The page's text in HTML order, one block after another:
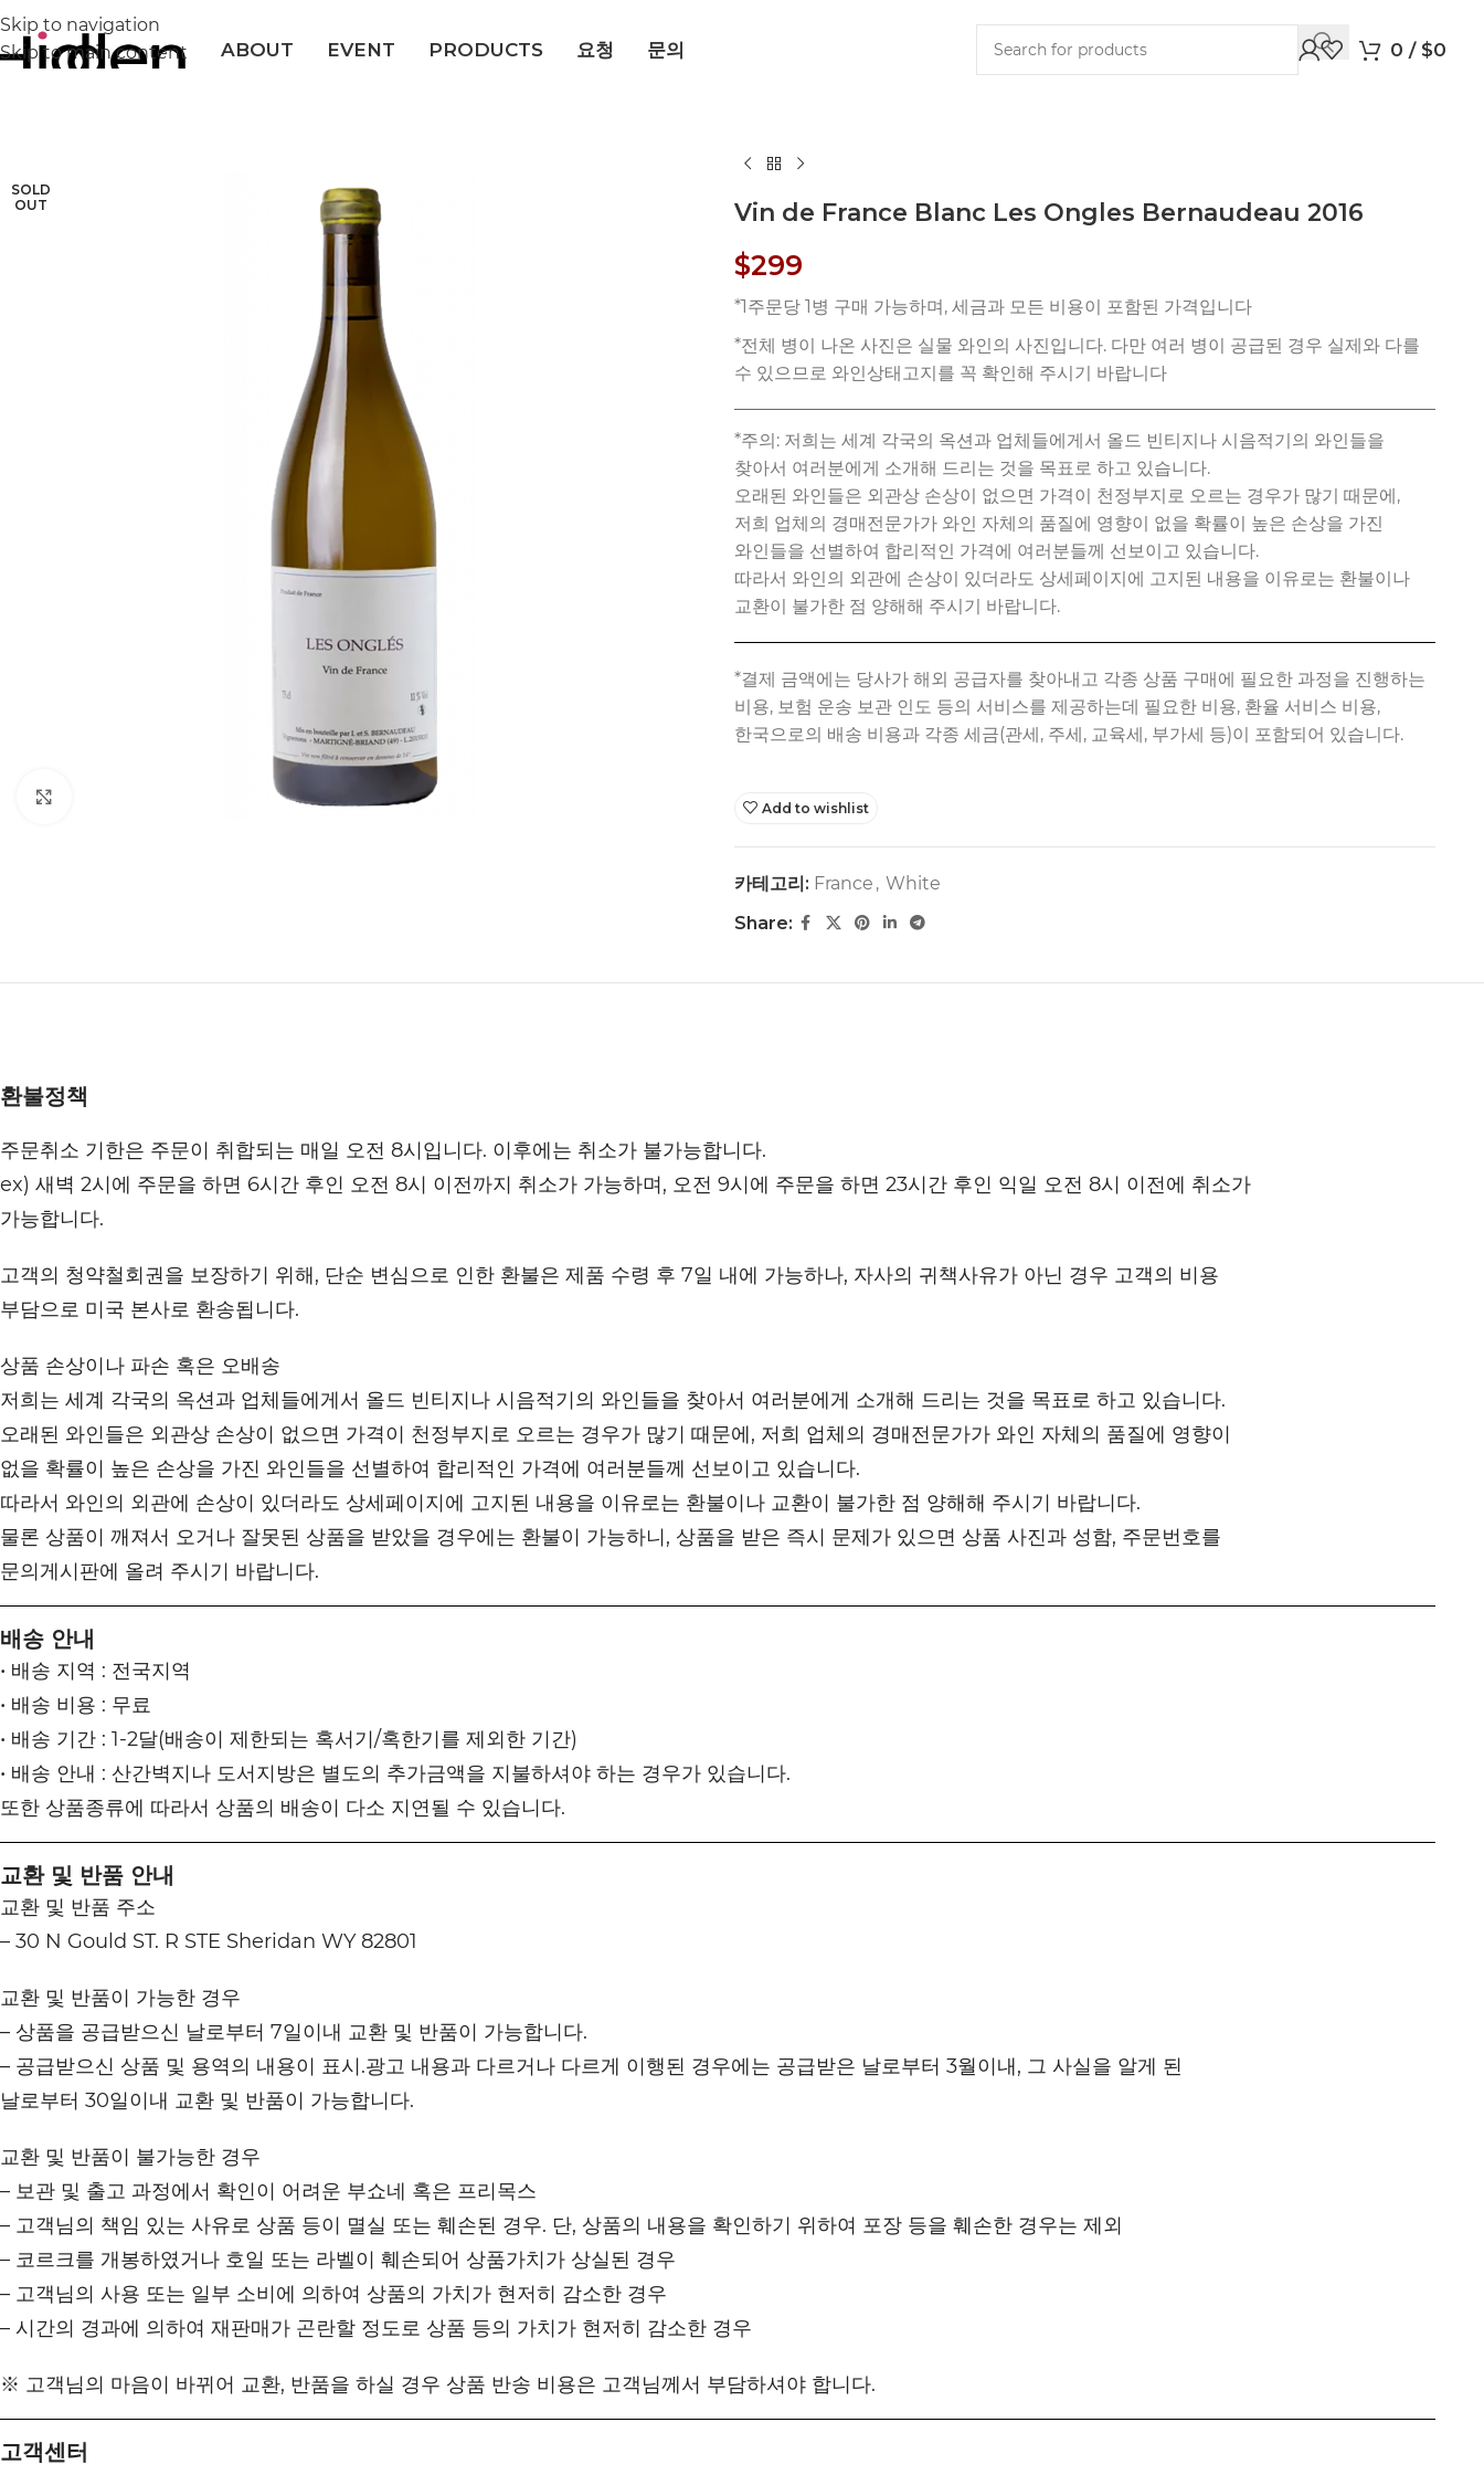
Skip to navigation
Skip to main content
ABOUT EVENT PRODUCTS 요청 문의 0 / $0
SOLD
OUT
Vin de France Blanc Les Ongles Bernaudeau 2016
$299
*주의: 저희는 세계 각국의 옥션과 업체들에게서 올드 빈티지나 시음적기의 와인들을
찾아서 여러분에게 소개해 드리는 것을 목표로 하고 있습니다.
오래된 와인들은 외관상 손상이 없으면 가격이 천정부지로 오르는 경우가 많기 때문에,
저희 업체의 경매전문가가 와인 자체의 품질에 영향이 없을 확률이 높은 손상을 가진
와인들을 선별하여 합리적인 가격에 여러분들께 선보이고 있습니다.
따라서 와인의 외관에 손상이 있더라도 상세페이지에 고지된 내용을 이유로는 환불이나
교환이 불가한 점 양해해 주시기 바랍니다.
Add to wishlist
카테고리: France , White
Share:
환불정책
주문취소 기한은 주문이 취합되는 매일 오전 8시입니다. 이후에는 취소가 불가능합니다.
ex) 새벽 2시에 주문을 하면 6시간 후인 오전 8시 이전까지 취소가 가능하며, 오전 9시에 주문을 하면 23시간 후인 익일 오전 8시 이전에 취소가
가능합니다.
고객의 청약철회권을 보장하기 위해, 단순 변심으로 인한 환불은 제품 수령 후 7일 내에 가능하나, 자사의 귀책사유가 아닌 경우 고객의 비용
부담으로 미국 본사로 환송됩니다.
상품 손상이나 파손 혹은 오배송
저희는 세계 각국의 옥션과 업체들에게서 올드 빈티지나 시음적기의 와인들을 찾아서 여러분에게 소개해 드리는 것을 목표로 하고 있습니다.
오래된 와인들은 외관상 손상이 없으면 가격이 천정부지로 오르는 경우가 많기 때문에, 저희 업체의 경매전문가가 와인 자체의 품질에 영향이
없을 확률이 높은 손상을 가진 와인들을 선별하여 합리적인 가격에 여러분들께 선보이고 있습니다.
따라서 와인의 외관에 손상이 있더라도 상세페이지에 고지된 내용을 이유로는 환불이나 교환이 불가한 점 양해해 주시기 바랍니다.
물론 상품이 깨져서 오거나 잘못된 상품을 받았을 경우에는 환불이 가능하니, 상품을 받은 즉시 문제가 있으면 상품 사진과 성함, 주문번호를
문의게시판에 올려 주시기 바랍니다.
배송 안내
• 배송 지역 : 전국지역
• 배송 비용 : 무료
• 배송 기간 : 1-2달(배송이 제한되는 혹서기/혹한기를 제외한 기간)
• 배송 안내 : 산간벽지나 도서지방은 별도의 추가금액을 지불하셔야 하는 경우가 있습니다.
또한 상품종류에 따라서 상품의 배송이 다소 지연될 수 있습니다.
교환 및 반품 안내
교환 및 반품 주소
– 30 N Gould ST. R STE Sheridan WY 82801
교환 및 반품이 가능한 경우
– 상품을 공급받으신 날로부터 7일이내 교환 및 반품이 가능합니다.
– 공급받으신 상품 및 용역의 내용이 표시.광고 내용과 다르거나 다르게 이행된 경우에는 공급받은 날로부터 3월이내, 그 사실을 알게 된
날로부터 30일이내 교환 및 반품이 가능합니다.
교환 및 반품이 불가능한 경우
– 보관 및 출고 과정에서 확인이 어려운 부쇼네 혹은 프리목스
– 고객님의 책임 있는 사유로 상품 등이 멸실 또는 훼손된 경우. 단, 상품의 내용을 확인하기 위하여 포장 등을 훼손한 경우는 제외
– 코르크를 개봉하였거나 호일 또는 라벨이 훼손되어 상품가치가 상실된 경우
– 고객님의 사용 또는 일부 소비에 의하여 상품의 가치가 현저히 감소한 경우
– 시간의 경과에 의하여 재판매가 곤란할 정도로 상품 등의 가치가 현저히 감소한 경우
※ 고객님의 마음이 바뀌어 교환, 반품을 하실 경우 상품 반송 비용은 고객님께서 부담하셔야 합니다.
고객센터